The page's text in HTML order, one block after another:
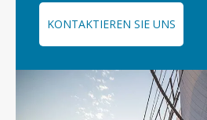
KONTAKTIEREN SIE UNS